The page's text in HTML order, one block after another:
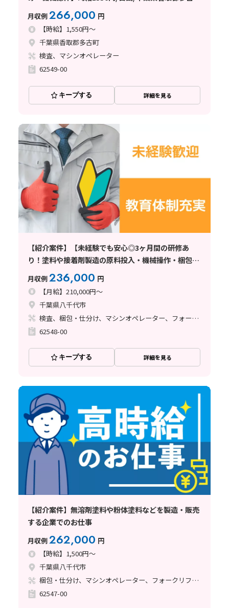
町/土日祝休み/空調完備/未経験OK/残業少なめ/住み
込みWORKも大歓迎です
月収例266,000 円
【時給】1,550円～
千葉県香取郡多古町
検査、マシンオペレーター
62549-00
キープする 詳細を見る
【紹介案件】【未経験でも安心◎3ヶ月間の研修あ
り！塗料や接着剤製造の原料投入・機械操作・梱包】
月給21万円/3交替/千葉県八千代市/土日休み/寮完備/
フォークリフトの資格取得支援制度
月収例236,000 円
【月給】210,000円～
千葉県八千代市
検査、梱包・仕分け、マシンオペレーター、フォークリフト、塗装
62548-00
キープする 詳細を見る
【紹介案件】無溶剤塗料や粉体塗料などを製造・販売
する企業でのお仕事
月収例262,000 円
【時給】1,500円～
千葉県八千代市
梱包・仕分け、マシンオペレーター、フォークリフト、塗装
62547-00